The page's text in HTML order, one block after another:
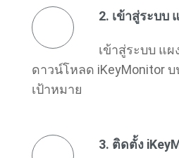
2. เข้าสู่ระบบ
เข้าสู่ระบบ แผ
ดาวน์โหลด iKeyMonitor
เป้าหมาย
3. ติดตั้ง